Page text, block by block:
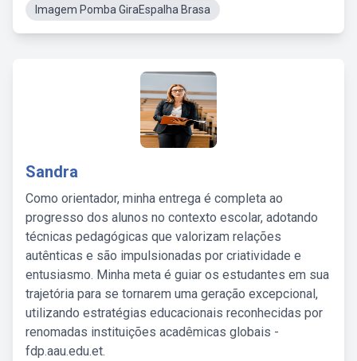
Imagem Pomba GiraEspalha Brasa
Sandra
Como orientador, minha entrega é completa ao
progresso dos alunos no contexto escolar, adotando
técnicas pedagógicas que valorizam relações
autênticas e são impulsionadas por criatividade e
entusiasmo. Minha meta é guiar os estudantes em sua
trajetória para se tornarem uma geração excepcional,
utilizando estratégias educacionais reconhecidas por
renomadas instituições acadêmicas globais -
fdp.aau.edu.et.